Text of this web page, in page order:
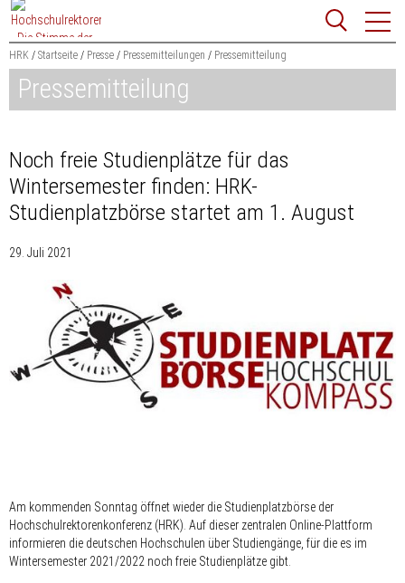
Zum
Content
springen
Suchbegriff
Suchen
HRK Startseite Presse Pressemitteilungen Pressemitteilung
Pressemitteilung
Noch freie Studienplätze für das
Wintersemester finden: HRK-
Studienplatzbörse startet am 1. August
29. Juli 2021
Am kommenden Sonntag öffnet wieder die Studienplatzbörse der
Hochschulrektorenkonferenz (HRK). Auf dieser zentralen Online-Plattform
informieren die deutschen Hochschulen über Studiengänge, für die es im
Wintersemester 2021/2022 noch freie Studienplätze gibt.